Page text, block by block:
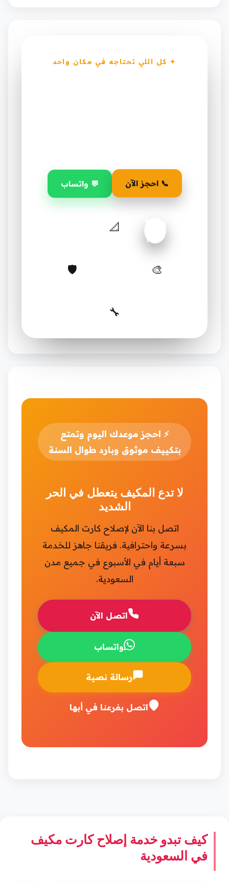
✦ كل اللي تحتاجه في مكان واحد
📞 احجز الآن 💬 واتساب
خصم
📐
🔧
🎨
🛡️
⚡ احجز موعدك اليوم وتمتع
بتكييف موثوق وبارد طوال السنة
لا تدع المكيف يتعطل في الحر
الشديد
اتصل بنا الآن لإصلاح كارت المكيف
بسرعة واحترافية. فريقنا جاهز للخدمة
سبعة أيام في الأسبوع في جميع مدن
السعودية.
اتصل الآن
واتساب
رسالة نصية
اتصل بفرعنا في أبها
كيف تبدو خدمة إصلاح كارت مكيف
في السعودية